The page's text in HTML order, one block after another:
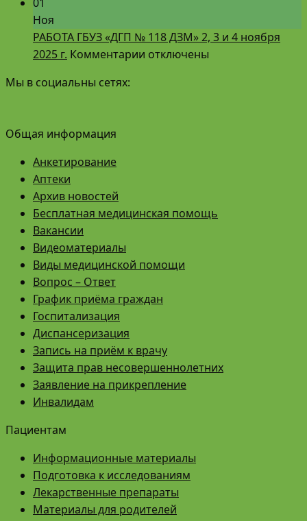
9
марта
г.
ДЗМ»
21,
ГБУЗ
«ДГП
г.
Ноя
РАБОТА ГБУЗ «ДГП № 118 ДЗМ» 2, 3 и 4 ноября
2025 г. Комментарии к
3
ноября
г.
отключены
Мы в социальны сетях:
Общая информация
Анкетирование
Аптеки
Архив новостей
Бесплатная медицинская помощь
Вакансии
Видеоматериалы
Виды медицинской помощи
Вопрос – Ответ
График приёма граждан
Госпитализация
Диспансеризация
Запись на приём к врачу
Защита прав несовершеннолетних
Заявление на прикрепление
Инвалидам
Пациентам
Информационные материалы
Подготовка к исследованиям
Лекарственные препараты
Материалы для родителей